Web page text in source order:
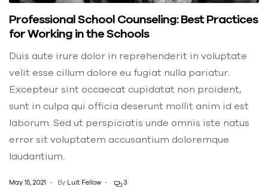
Professional School Counseling: Best Practices
for Working in the Schools
Duis aute irure dolor in reprehenderit in voluptate
velit esse cillum dolore eu fugiat nulla pariatur.
Excepteur sint occaecat cupidatat non proident,
sunt in culpa qui officia deserunt mollit anim id est
laborum. Sed ut perspiciatis unde omnis iste natus
error sit voluptatem accusantium doloremque
laudantium.
May 15, 2021 By Luit Fellow 3